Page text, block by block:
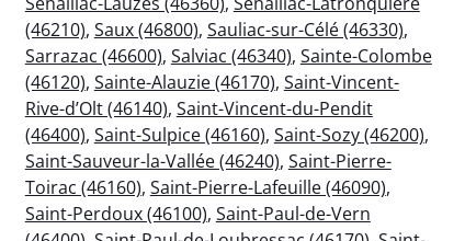
(46210), Saux (46800), Sauliac-sur-Célé (46330),
Sarrazac (46600), Salviac (46340), Sainte-Colombe
(46120), Sainte-Alauzie (46170), Saint-Vincent-
Rive-d’Olt (46140), Saint-Vincent-du-Pendit
(46400), Saint-Sulpice (46160), Saint-Sozy (46200),
Saint-Sauveur-la-Vallée (46240), Saint-Pierre-
Toirac (46160), Saint-Pierre-Lafeuille (46090),
Saint-Perdoux (46100), Saint-Paul-de-Vern